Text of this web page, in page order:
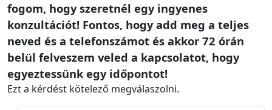
fogom, hogy szeretnél egy ingyenes
konzultációt! Fontos, hogy add meg a teljes
neved és a telefonszámot és akkor 72 órán
belül felveszem veled a kapcsolatot, hogy
egyeztessünk egy időpontot!
Ezt a kérdést kötelező megválaszolni.